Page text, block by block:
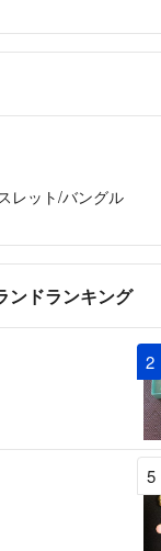
レット/バングル
ンドランキング
2
5